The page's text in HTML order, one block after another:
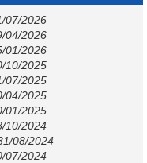
07/2026
04/2026
01/2026
10/2025
07/2025
04/2025
01/2025
10/2024
08/2024
07/2024